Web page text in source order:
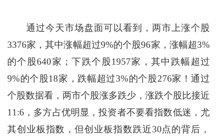
通过今天市场盘面可以看到，两市上涨个股
3376家，其中涨幅超过9%的个股96家，涨幅超3%
的个股640家；下跌个股1957家，其中跌幅超过
9%的个股18家，跌幅超过3%的个股276家！通过
个股数据看，两市个股涨多跌少，涨跌个股比接近
11:6，多方占优明显，投资者不要看指数低迷，尤
其创业板指数，但创业板指数跌近30点的背后，